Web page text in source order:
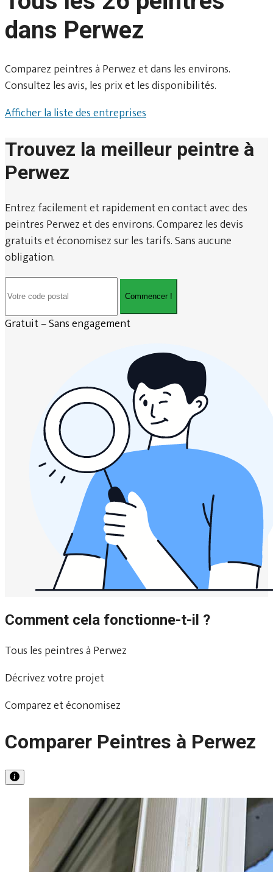
dans Perwez
Comparez peintres à Perwez et dans les environs.
Consultez les avis, les prix et les disponibilités.
Afficher la liste des entreprises
Trouvez la meilleur peintre à
Perwez
Entrez facilement et rapidement en contact avec des
peintres Perwez et des environs. Comparez les devis
gratuits et économisez sur les tarifs. Sans aucune
obligation.
Commencer !
Gratuit – Sans engagement
Comment cela fonctionne-t-il ?
Tous les peintres à Perwez
Décrivez votre projet
Comparez et économisez
Comparer Peintres à Perwez